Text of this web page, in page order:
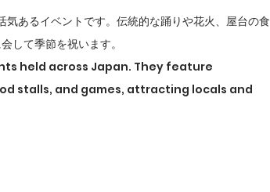
あるイベントです。伝統的な踊りや花火、屋台の食
して季節を祝います。
held across Japan. They feature
stalls, and games, attracting locals and